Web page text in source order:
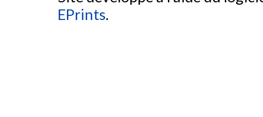
EPrints.